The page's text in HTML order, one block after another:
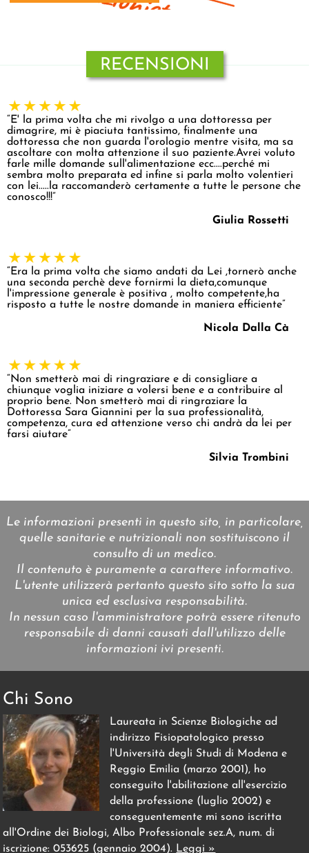
RECENSIONI
“E' la prima volta che mi rivolgo a una dottoressa per
dimagrire, mi è piaciuta tantissimo, finalmente una
dottoressa che non guarda l'orologio mentre visita, ma sa
ascoltare con molta attenzione il suo paziente.Avrei voluto
farle mille domande sull'alimentazione ecc....perché mi
sembra molto preparata ed infine si parla molto volentieri
con lei.....la raccomanderò certamente a tutte le persone che
conosco!!!”
Giulia Rossetti
“Era la prima volta che siamo andati da Lei ,tornerò anche
una seconda perchè deve fornirmi la dieta,comunque
l'impressione generale è positiva , molto competente,ha
risposto a tutte le nostre domande in maniera efficiente”
Nicola Dalla Cà
“Non smetterò mai di ringraziare e di consigliare a
chiunque voglia iniziare a volersi bene e a contribuire al
proprio bene. Non smetterò mai di ringraziare la
Dottoressa Sara Giannini per la sua professionalità,
competenza, cura ed attenzione verso chi andrà da lei per
farsi aiutare”
Silvia Trombini
Le informazioni presenti in questo sito, in particolare,
quelle sanitarie e nutrizionali non sostituiscono il
consulto di un medico.
Il contenuto è puramente a carattere informativo.
L'utente utilizzerà pertanto questo sito sotto la sua
unica ed esclusiva responsabilità.
In nessun caso l'amministratore potrà essere ritenuto
responsabile di danni causati dall'utilizzo delle
informazioni ivi presenti.
Chi Sono
Laureata in Scienze Biologiche ad
indirizzo Fisiopatologico presso
l'Università degli Studi di Modena e
Reggio Emilia (marzo 2001), ho
conseguito l'abilitazione all'esercizio
della professione (luglio 2002) e
conseguentemente mi sono iscritta
all'Ordine dei Biologi, Albo Professionale sez.A, num. di
iscrizione: 053625 (gennaio 2004). Leggi »